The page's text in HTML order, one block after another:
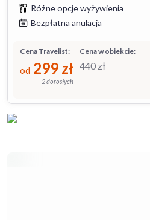
Różne opcje wyżywienia
Bezpłatna anulacja
Cena w obiekcie:
440 zł
Cena Travelist:
od 299 zł
2 dorosłych